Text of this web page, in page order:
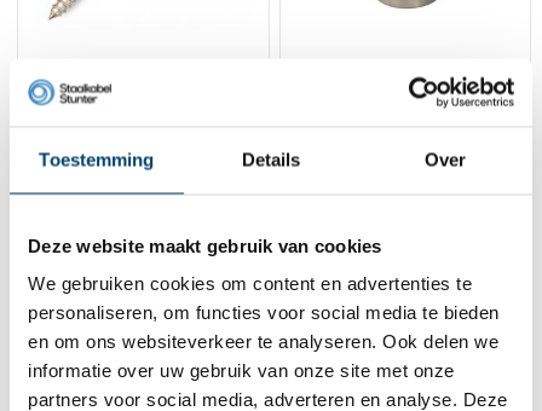
Toestemming Details Over
Deze website maakt gebruik van cookies
We gebruiken cookies om content en advertenties te
personaliseren, om functies voor social media te bieden
en om ons websiteverkeer te analyseren. Ook delen we
informatie over uw gebruik van onze site met onze
partners voor social media, adverteren en analyse. Deze
schroef Rvs 2mm
Bekijk product
Op voorraad
40mm
Bekijk product